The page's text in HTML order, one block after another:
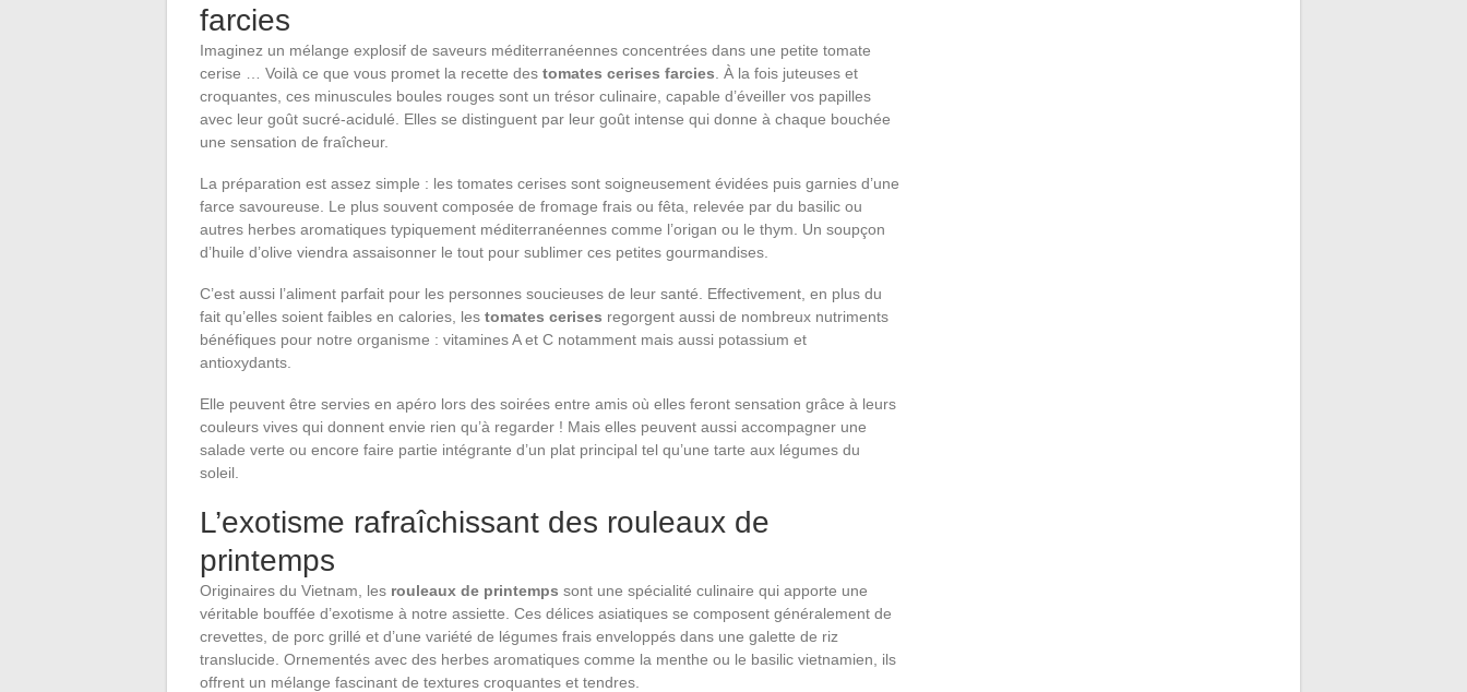
farcies
Imaginez un mélange explosif de saveurs méditerranéennes concentrées dans une petite tomate
cerise … Voilà ce que vous promet la recette des tomates cerises farcies . À la fois juteuses et
croquantes, ces minuscules boules rouges sont un trésor culinaire, capable d’éveiller vos papilles
avec leur goût sucré-acidulé. Elles se distinguent par leur goût intense qui donne à chaque bouchée
une sensation de fraîcheur.
La préparation est assez simple : les tomates cerises sont soigneusement évidées puis garnies d’une
farce savoureuse. Le plus souvent composée de fromage frais ou fêta, relevée par du basilic ou
autres herbes aromatiques typiquement méditerranéennes comme l’origan ou le thym. Un soupçon
d’huile d’olive viendra assaisonner le tout pour sublimer ces petites gourmandises.
C’est aussi l’aliment parfait pour les personnes soucieuses de leur santé. Effectivement, en plus du
fait qu’elles soient faibles en calories, les tomates cerises regorgent aussi de nombreux nutriments
bénéfiques pour notre organisme : vitamines A et C notamment mais aussi potassium et
antioxydants.
Elle peuvent être servies en apéro lors des soirées entre amis où elles feront sensation grâce à leurs
couleurs vives qui donnent envie rien qu’à regarder ! Mais elles peuvent aussi accompagner une
salade verte ou encore faire partie intégrante d’un plat principal tel qu’une tarte aux légumes du
soleil.
L’exotisme rafraîchissant des rouleaux de
printemps
Originaires du Vietnam, les rouleaux de printemps sont une spécialité culinaire qui apporte une
véritable bouffée d’exotisme à notre assiette. Ces délices asiatiques se composent généralement de
crevettes, de porc grillé et d’une variété de légumes frais enveloppés dans une galette de riz
translucide. Ornementés avec des herbes aromatiques comme la menthe ou le basilic vietnamien, ils
offrent un mélange fascinant de textures croquantes et tendres.